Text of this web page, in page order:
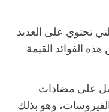
تحتوي على العديد
الفوائد القيمة
على مضادات
وهو بذلك